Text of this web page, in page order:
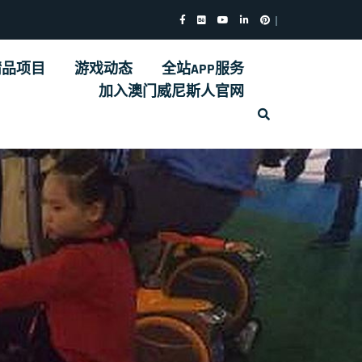
项目 游戏动态
全站APP服务
加入澳门威尼斯人官网